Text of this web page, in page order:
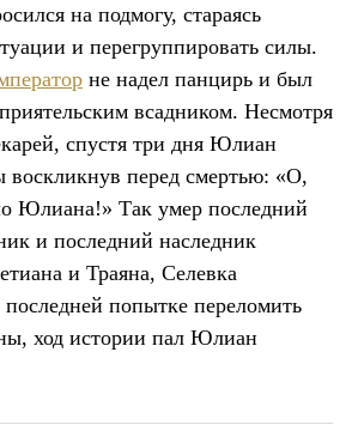
на подмогу, стараясь
и перегруппировать силы.
не надел панцирь и был
всадником. Несмотря
спустя три дня Юлиан
воскликнув перед смертью: «О,
Юлиана!» Так умер последний
и последний наследник
и Траяна, Селевка
попытке переломить
ход истории пал Юлиан